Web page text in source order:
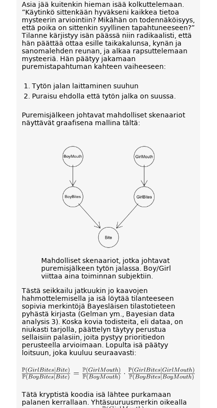
Asia jää kuitenkin hieman isää kolkuttelemaan.
”Käytinkö sittenkään hyväkseni kaikkea tietoa
mysteerin arviointiin? Mikähän on todennäköisyys,
että poika on sittenkin syyllinen tapahtuneeseen?”
Tilanne kärjistyy isän päässä niin radikaalisti, että
hän päättää ottaa esille taikakalunsa, kynän ja
sanomalehden reunan, ja alkaa rapsuttelemaan
mysteeriä. Hän päätyy jakamaan
puremistapahtuman kahteen vaiheeseen:
Tytön jalan laittaminen suuhun
Puraisu ehdolla että tytön jalka on suussa.
Puremisjälkeen johtavat mahdolliset skenaariot
näyttävät graafisena mallina tältä:
Mahdolliset skenaariot, jotka johtavat
puremisjälkeen tytön jalassa. Boy/Girl
viittaa aina toiminnan subjektiin.
Tästä seikkailu jatkuukin jo kaavojen
hahmottelemisella ja isä löytää tilanteeseen
sopivia merkintöjä Bayesläisen tilastotieteen
pyhästä kirjasta (Gelman ym., Bayesian data
analysis 3). Koska kovia todisteita, eli dataa, on
niukasti tarjolla, päättelyn täytyy perustua
sellaisiin palasiin, joita pystyy prioritiedon
perusteella arvioimaan. Lopulta isä päätyy
loitsuun, joka kuuluu seuraavasti:
Tätä kryptistä koodia isä lähtee purkamaan
palanen kerrallaan. Yhtäsuuruusmerkin oikealla